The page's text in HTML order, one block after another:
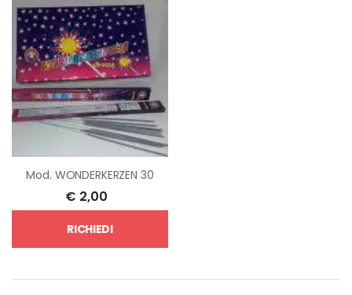
Mod. WONDERKERZEN 30
€ 2,00
RICHIEDI